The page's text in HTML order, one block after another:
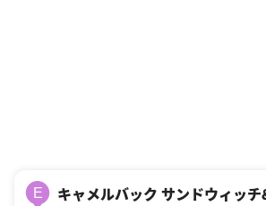
E
キャメルバック サンドウィッチ